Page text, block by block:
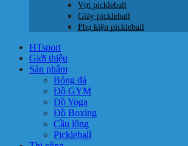
Vợt pickleball
Giày pickleball
Phụ kiện pickleball
HTsport
Giới thiệu
Sản phẩm
Bóng đá
Đồ GYM
Đồ Yoga
Đồ Boxing
Cầu lông
Pickleball